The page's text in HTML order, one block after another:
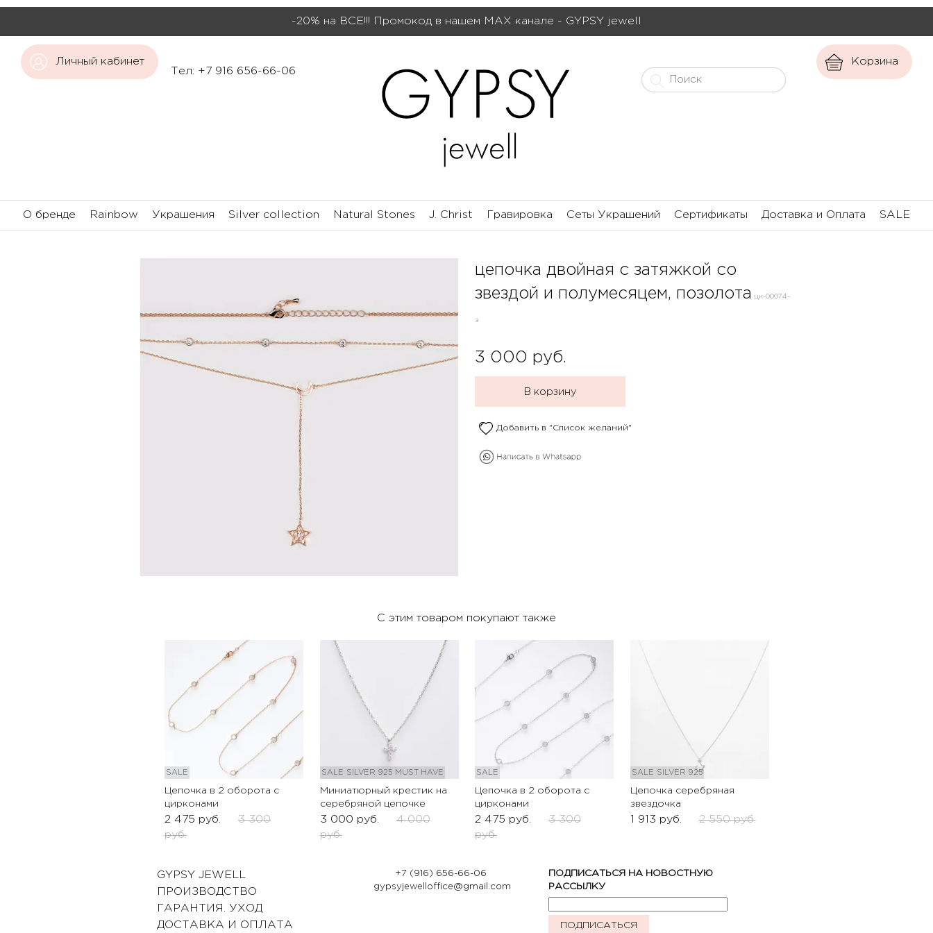
-20% на ВСЕ!!! Промокод в нашем МАХ канале - GYPSY jewell
Тел: +7 916 656-66-06
Корзина
О бренде Rainbow Украшения Silver collection Natural Stones J. Christ Гравировка Сеты Украшений Сертификаты Доставка и Оплата SALE
цепочка двойная с затяжкой со
звездой и полумесяцем, позолота цк-00074-
з
3 000 руб.
В корзину
Добавить в "Список желаний"
С этим товаром покупают также
SALE
Цепочка в 2 оборота с
цирконами
2 475 руб.
3 300
руб.
SALE SILVER 925 MUST HAVE
Миниатюрный крестик на
серебряной цепочке
3 000 руб.
4 000
руб.
SALE
Цепочка в 2 оборота с
цирконами
2 475 руб.
3 300
руб.
SALE SILVER 925
Цепочка серебряная
звездочка
1 913 руб. 2 550 руб.
GYPSY JEWELL
ПРОИЗВОДСТВО
ГАРАНТИЯ. УХОД
ДОСТАВКА И ОПЛАТА
+7 (916) 656-66-06
gypsyjewelloffice@gmail.com
ПОДПИСАТЬСЯ НА НОВОСТНУЮ
РАССЫЛКУ
ПОДПИСАТЬСЯ
Личный кабинет